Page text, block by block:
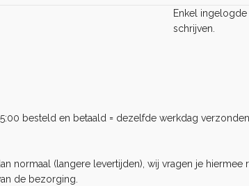
Enkel
schrijven.
besteld en betaald = dezelfde werkdag verzonden.
normaal (langere levertijden), wij vragen je hiermee
de bezorging.